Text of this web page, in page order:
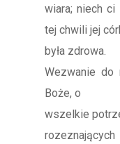
wiara; niech ci
tej chwili jej
była zdrowa.
Wezwanie do
Boże, o
wszelkie